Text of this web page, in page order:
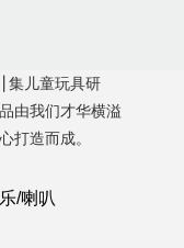
集儿童玩具研
由我们才华横溢
打造而成。
/喇叭